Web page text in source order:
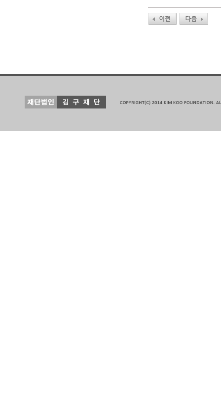
이전 다음